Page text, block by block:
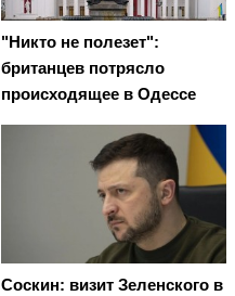
"Никто не полезет":
британцев потрясло
происходящее в Одессе
Соскин: визит Зеленского в